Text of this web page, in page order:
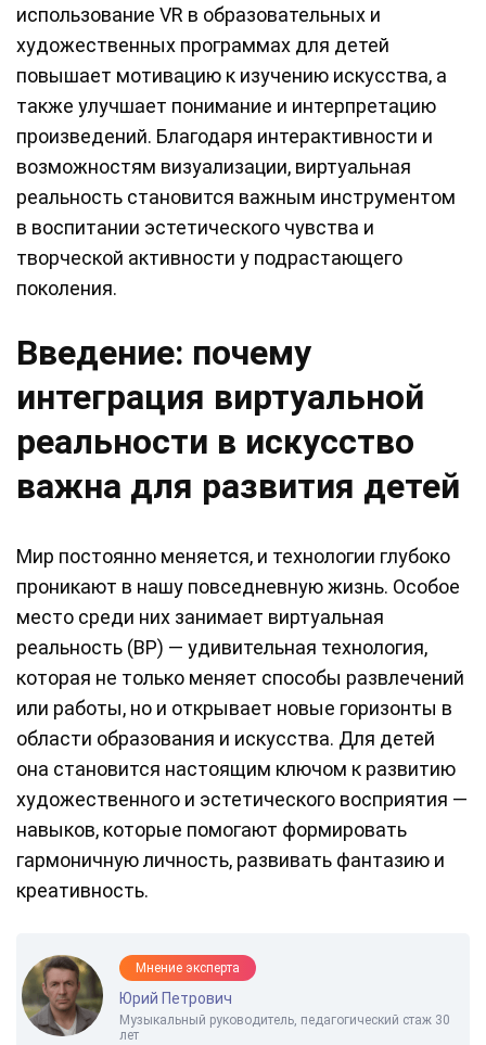
использование VR в образовательных и
художественных программах для детей
повышает мотивацию к изучению искусства, а
также улучшает понимание и интерпретацию
произведений. Благодаря интерактивности и
возможностям визуализации, виртуальная
реальность становится важным инструментом
в воспитании эстетического чувства и
творческой активности у подрастающего
поколения.
Введение: почему
интеграция виртуальной
реальности в искусство
важна для развития детей
Мир постоянно меняется, и технологии глубоко
проникают в нашу повседневную жизнь. Особое
место среди них занимает виртуальная
реальность (ВР) — удивительная технология,
которая не только меняет способы развлечений
или работы, но и открывает новые горизонты в
области образования и искусства. Для детей
она становится настоящим ключом к развитию
художественного и эстетического восприятия —
навыков, которые помогают формировать
гармоничную личность, развивать фантазию и
креативность.
Мнение эксперта
Юрий Петрович
Музыкальный руководитель, педагогический стаж 30
лет